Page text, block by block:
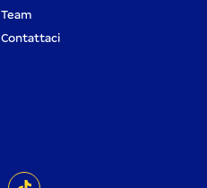
Team
Contattaci